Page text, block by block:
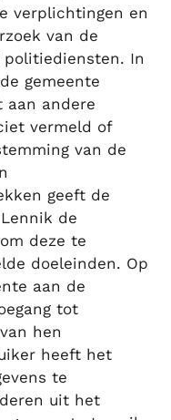
verplichtingen en
van de
In
gemeente
aan andere
vermeld of
van de
geeft de
de
deze te
doeleinden. Op
aan de
tot
hen
heeft het
te
uit het